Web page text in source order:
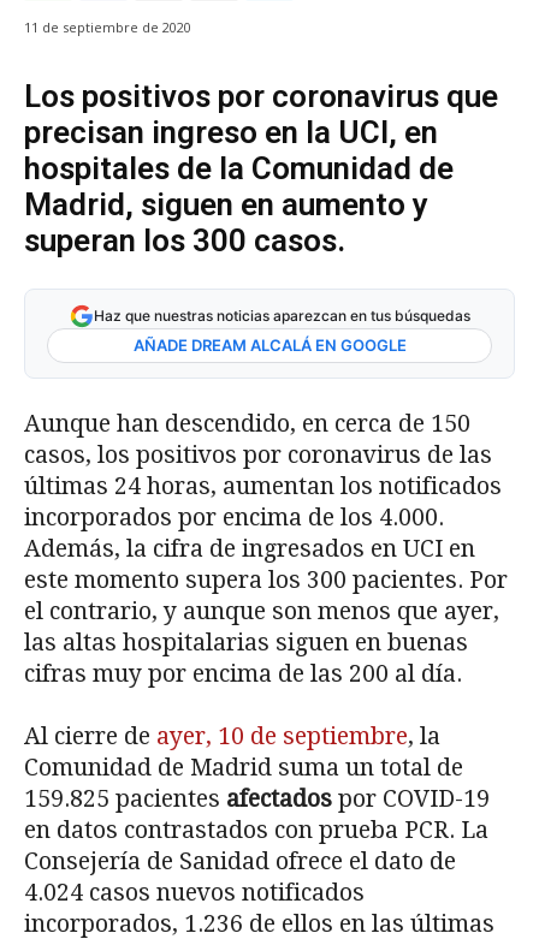
11 de septiembre de 2020
Los positivos por coronavirus que
precisan ingreso en la UCI, en
hospitales de la Comunidad de
Madrid, siguen en aumento y
superan los 300 casos.
Haz que nuestras noticias aparezcan en tus búsquedas
AÑADE DREAM ALCALÁ EN GOOGLE
Aunque han descendido, en cerca de 150
casos, los positivos por coronavirus de las
últimas 24 horas, aumentan los notificados
incorporados por encima de los 4.000.
Además, la cifra de ingresados en UCI en
este momento supera los 300 pacientes. Por
el contrario, y aunque son menos que ayer,
las altas hospitalarias siguen en buenas
cifras muy por encima de las 200 al día.
Al cierre de ayer, 10 de septiembre, la
Comunidad de Madrid suma un total de
159.825 pacientes afectados por COVID-19
en datos contrastados con prueba PCR. La
Consejería de Sanidad ofrece el dato de
4.024 casos nuevos notificados
incorporados, 1.236 de ellos en las últimas